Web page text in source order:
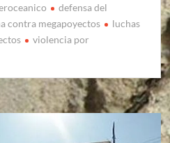
defensa del
contra megapoyectos
luchas
violencia por